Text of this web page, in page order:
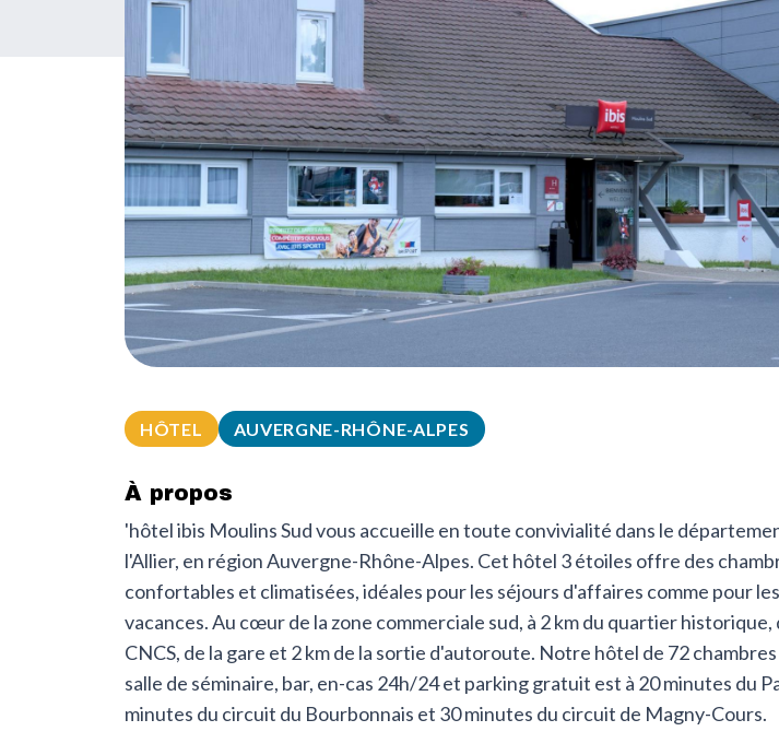
HÔTEL AUVERGNE-RHÔNE-ALPES
À propos
'hôtel ibis Moulins Sud vous accueille en toute convivialité dans le
l'Allier, en région Auvergne-Rhône-Alpes. Cet hôtel 3 étoiles offre des
confortables et climatisées, idéales pour les séjours d'affaires comme pour les
vacances. Au cœur de la zone commerciale sud, à 2 km du quartier historique,
CNCS, de la gare et 2 km de la sortie d'autoroute. Notre hôtel de 72
salle de séminaire, bar, en-cas 24h/24 et parking gratuit est à 20 minutes du
minutes du circuit du Bourbonnais et 30 minutes du circuit de Magny-Cours.